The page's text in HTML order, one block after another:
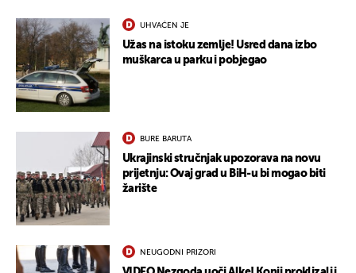
UHVAĆEN JE
Užas na istoku zemlje! Usred dana izbo
muškarca u parku i pobjegao
BURE BARUTA
Ukrajinski stručnjak upozorava na novu
prijetnju: Ovaj grad u BiH-u bi mogao biti
žarište
NEUGODNI PRIZORI